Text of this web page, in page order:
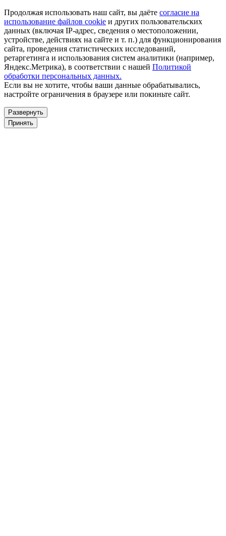
Продолжая использовать наш сайт, вы даёте согласие на
использование файлов cookie и других пользовательских
данных (включая IP-адрес, сведения о местоположении,
устройстве, действиях на сайте и т. п.) для функционирования
сайта, проведения статистических исследований,
ретаргетинга и использования систем аналитики (например,
Яндекс.Метрика), в соответствии с нашей Политикой
обработки персональных данных.
Если вы не хотите, чтобы ваши данные обрабатывались,
настройте ограничения в браузере или покиньте сайт.
Развернуть
Принять